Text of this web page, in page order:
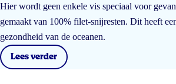
Hier wordt geen enkele vis speciaal voor
gemaakt van 100% filet-snijresten. Dit heeft
gezondheid van de oceanen.
Lees verder